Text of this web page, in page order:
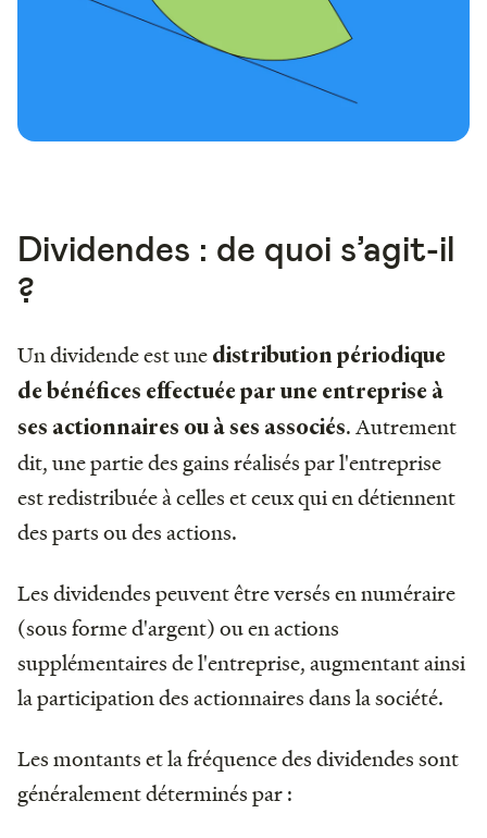
Dividendes : de quoi s’agit-il
?
Un dividende est une distribution périodique
de bénéfices effectuée par une entreprise à
ses actionnaires ou à ses associés. Autrement
dit, une partie des gains réalisés par l'entreprise
est redistribuée à celles et ceux qui en détiennent
des parts ou des actions.
Les dividendes peuvent être versés en numéraire
(sous forme d'argent) ou en actions
supplémentaires de l'entreprise, augmentant ainsi
la participation des actionnaires dans la société.
Les montants et la fréquence des dividendes sont
généralement déterminés par :